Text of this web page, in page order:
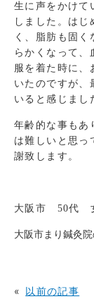
生に声をかけて
しました。 はじ
く、脂肪も固
らかくなって、
服を着た時に、
いたのですが、
いると感じまし
年齢的な事もあ
は難しいと思っ
謝致します。
大阪市 50代
大阪市まり鍼灸
« 以前の記事